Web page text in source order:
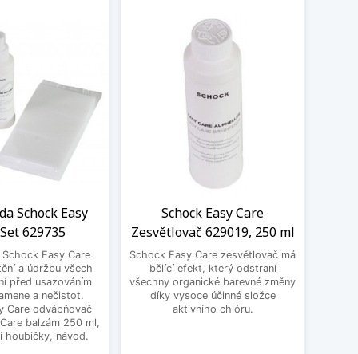
Schock Easy
629735
Easy Care
a údržbu všech
před usazováním
a nečistot.
Care odvápňovač
balzám 250 ml,
houbičky, návod.
Schock Easy Care
Zesvětlovač 629019, 250 ml
Schock Easy Care zesvětlovač má
bělící efekt, který odstraní
všechny organické barevné změny
díky vysoce účinné složce
aktivního chlóru.